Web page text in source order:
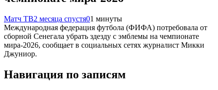
Матч ТВ2 месяца спустя01 минуты
Международная федерация футбола (ФИФА) потребовала от
сборной Сенегала убрать здезду с эмблемы на чемпионате
мира‑2026, сообщает в социальных сетях журналист Микки
Джуниор.
Навигация по записям